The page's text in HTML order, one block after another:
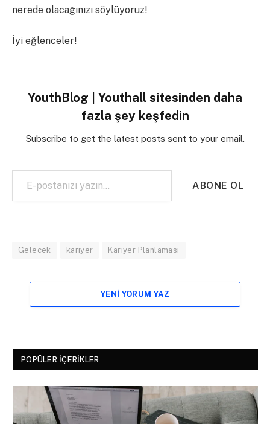
nerede olacağınızı söylüyoruz!
İyi eğlenceler!
YouthBlog | Youthall sitesinden daha
fazla şey keşfedin
Subscribe to get the latest posts sent to your email.
E-postanızı yazın…
ABONE OL
Gelecek kariyer Kariyer Planlaması
YENI YORUM YAZ
POPÜLER İÇERIKLER